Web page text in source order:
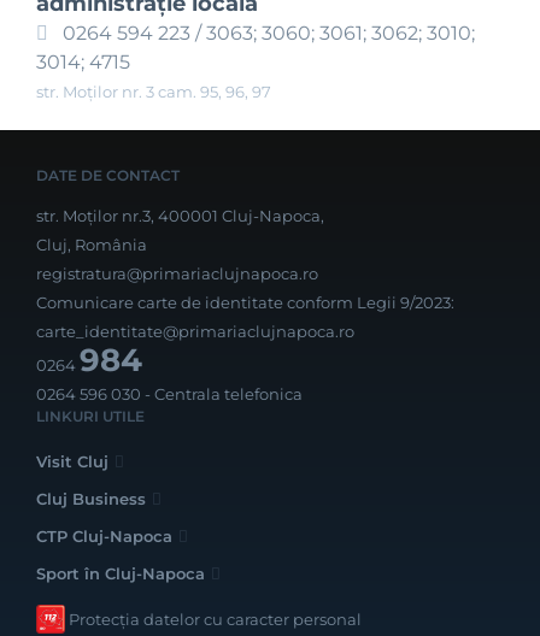
0264 594 223 / 3063; 3060; 3061; 3062; 3010;
3014; 4715
str. Moților nr. 3 cam. 95, 96, 97
DATE DE CONTACT
str. Moților nr.3, 400001 Cluj-Napoca,
Cluj, România
registratura@primariaclujnapoca.ro
Comunicare carte de identitate conform Legii 9/2023:
carte_identitate@primariaclujnapoca.ro
0264984
0264 596 030 - Centrala telefonica
LINKURI UTILE
Visit Cluj
Cluj Business
CTP Cluj-Napoca
Sport în Cluj-Napoca
Protecția datelor cu caracter personal